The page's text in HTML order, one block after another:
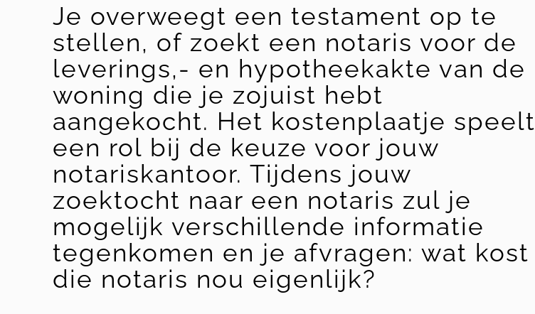
Je overweegt een testament op te
stellen, of zoekt een notaris voor de
leverings,- en hypotheekakte van de
woning die je zojuist hebt
aangekocht. Het kostenplaatje speelt
een rol bij de keuze voor jouw
notariskantoor. Tijdens jouw
zoektocht naar een notaris zul je
mogelijk verschillende informatie
tegenkomen en je afvragen: wat kost
die notaris nou eigenlijk?